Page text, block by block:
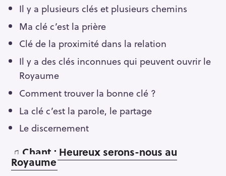
Il y a plusieurs clés et plusieurs chemins
Ma clé c’est la prière
Clé de la proximité dans la relation
Il y a des clés inconnues qui peuvent ouvrir le
Royaume
Comment trouver la bonne clé ?
La clé c’est la parole, le partage
Le discernement
♫ Chant : Heureux serons-nous au
Royaume